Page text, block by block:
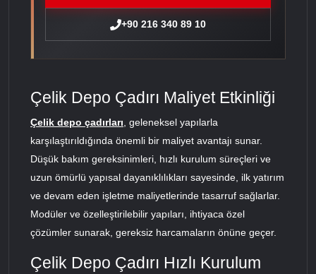
+90 216 340 89 10
Çelik Depo Çadırı Maliyet Etkinliği
Çelik depo çadırları, geleneksel yapılarla
karşılaştırıldığında önemli bir maliyet avantajı sunar.
Düşük bakım gereksinimleri, hızlı kurulum süreçleri ve
uzun ömürlü yapısal dayanıklılıkları sayesinde, ilk yatırım
ve devam eden işletme maliyetlerinde tasarruf sağlarlar.
Modüler ve özelleştirilebilir yapıları, ihtiyaca özel
çözümler sunarak, gereksiz harcamaların önüne geçer.
Çelik Depo Çadırı Hızlı Kurulum